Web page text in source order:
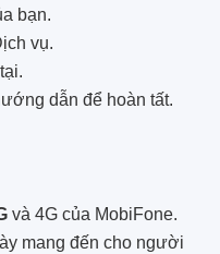
bạn.
vụ.
dẫn để hoàn tất.
và 4G của MobiFone.
mang đến cho người